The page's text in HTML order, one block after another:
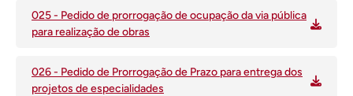
025 - Pedido de prorrogação de ocupação da via pública
para realização de obras
026 - Pedido de Prorrogação de Prazo para entrega dos
projetos de especialidades